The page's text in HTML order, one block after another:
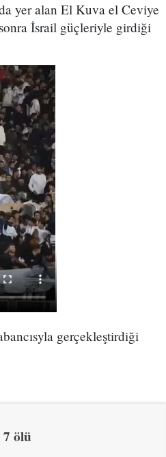
yer alan El Kuva el Ceviye
İsrail güçleriyle girdiği
gerçekleştirdiği
7 ölü